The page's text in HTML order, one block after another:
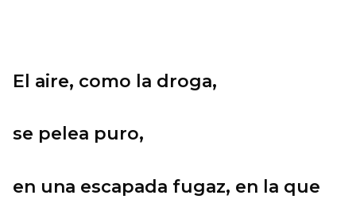
El aire, como la droga,
se pelea puro,
en una escapada fugaz, en la que